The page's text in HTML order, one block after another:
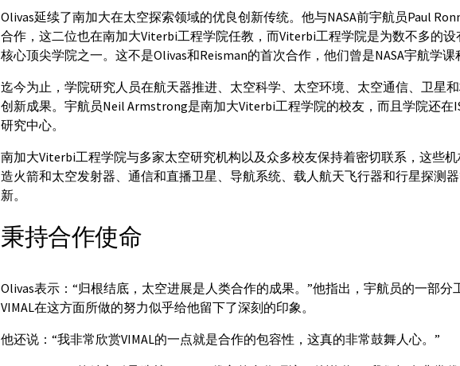
Olivas延续了南加大在太空探索领域的优良创新传统。他与NASA前宇航员Paul
合作，这二位也在南加大Viterbi工程学院任教，而Viterbi工程学院是为数不多的
核心顶尖学院之一。这不是Olivas和Reisman的首次合作，他们曾是NASA宇航学课
迄今为止，学院研究人员在航天器推进、太空科学、太空环境、太空通信、卫星
创新成果。宇航员Neil Armstrong是南加大Viterbi工程学院的校友，而且学院还在
研究中心。
南加大Viterbi工程学院与多家太空研究机构以及众多校友保持着密切联系，这些
造火箭和太空发射器、通信和直播卫星、导航系统、载人航天飞行器和行星探测
新。
秉持合作使命
Olivas表示：“归根结底，太空进展是人类合作的成果。”他指出，宇航员的一部分
VIMAL在这方面所做的努力似乎给他留下了深刻的印象。
他还说：“我非常欣赏VIMAL的一点就是合作的包容性，这真的非常鼓舞人心。”